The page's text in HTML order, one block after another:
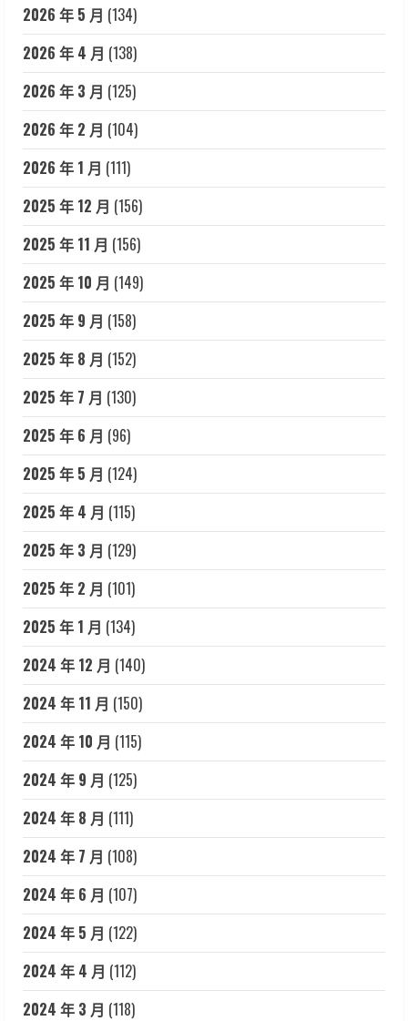
2026 年 5 月 (134)
2026 年 4 月 (138)
2026 年 3 月 (125)
2026 年 2 月 (104)
2026 年 1 月 (111)
2025 年 12 月 (156)
2025 年 11 月 (156)
2025 年 10 月 (149)
2025 年 9 月 (158)
2025 年 8 月 (152)
2025 年 7 月 (130)
2025 年 6 月 (96)
2025 年 5 月 (124)
2025 年 4 月 (115)
2025 年 3 月 (129)
2025 年 2 月 (101)
2025 年 1 月 (134)
2024 年 12 月 (140)
2024 年 11 月 (150)
2024 年 10 月 (115)
2024 年 9 月 (125)
2024 年 8 月 (111)
2024 年 7 月 (108)
2024 年 6 月 (107)
2024 年 5 月 (122)
2024 年 4 月 (112)
2024 年 3 月 (118)